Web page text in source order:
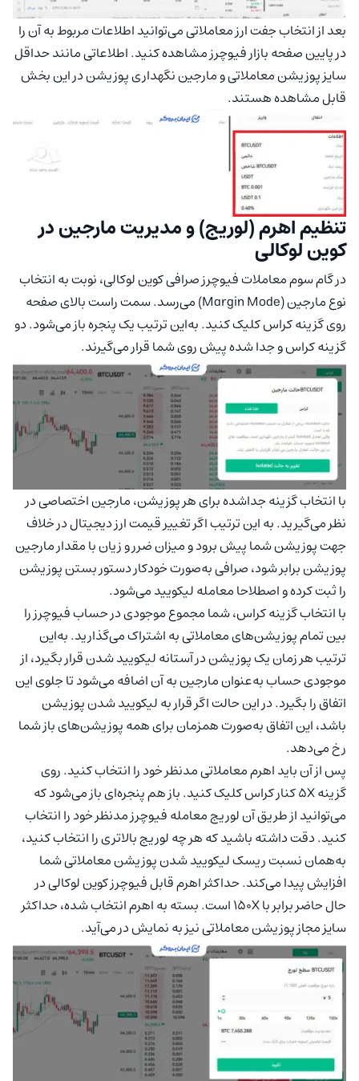
بعد از انتخاب جفت ارز معاملاتی می‌توانید اطلاعات مربوط به آن را
در پایین صفحه بازار فیوچرز مشاهده کنید. اطلاعاتی مانند حداقل
سایز پوزیشن معاملاتی و مارجین نگهداری پوزیشن در این بخش
قابل مشاهده هستند.
تنظیم اهرم (لوریج) و مدیریت مارجین در
کوین لوکالی
در گام سوم معاملات فیوچرز صرافی کوین لوکالی، نوبت به انتخاب
نوع مارجین (Margin Mode) می‌رسد. سمت راست بالای صفحه
روی گزینه کراس کلیک کنید. به‌این ترتیب یک پنجره باز می‌شود. دو
گزینه کراس و جدا شده پیش روی شما قرار می‌گیرند.
با انتخاب گزینه جداشده برای هر پوزیشن، مارجین اختصاصی در
نظر می‌گیرید. به این ترتیب اگر تغییر قیمت ارز دیجیتال در خلاف
جهت پوزیشن شما پیش برود و میزان ضرر و زیان با مقدار مارجین
پوزیشن برابر شود، صرافی به‌صورت خودکار دستور بستن پوزیشن
را ثبت کرده و اصطلاحا معامله لیکویید می‌شود.
با انتخاب گزینه کراس، شما مجموع موجودی در حساب فیوچرز را
بین تمام پوزیشن‌های معاملاتی به اشتراک می‌گذارید. به‌این
ترتیب هر زمان یک پوزیشن در آستانه لیکویید شدن قرار بگیرد، از
موجودی حساب به‌عنوان مارجین به آن اضافه می‌شود تا جلوی این
اتفاق را بگیرد. در این حالت اگر قرار به لیکویید شدن پوزیشن
باشد، این اتفاق به‌صورت همزمان برای همه پوزیشن‌های باز شما
رخ می‌دهد.
پس از آن باید اهرم معاملاتی مدنظر خود را انتخاب کنید. روی
گزینه 5X کنار کراس کلیک کنید. باز هم پنجره‌ای باز می‌شود که
می‌توانید از طریق آن لوریج معامله فیوچرز مدنظر خود را انتخاب
کنید. دقت داشته باشید که هر چه لوریج بالاتری را انتخاب کنید،
به‌همان نسبت ریسک لیکویید شدن پوزیشن معاملاتی شما
افزایش پیدا می‌کند. حداکثر اهرم قابل فیوچرز کوین لوکالی در
حال حاضر برابر با 150X است. بسته به اهرم انتخاب شده، حداکثر
سایز مجاز پوزیشن معاملاتی نیز به نمایش در می‌آید.